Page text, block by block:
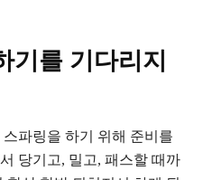
기를 기다리지
파링을 하기 위해 준비를
당기고, 밀고, 패스할 때까